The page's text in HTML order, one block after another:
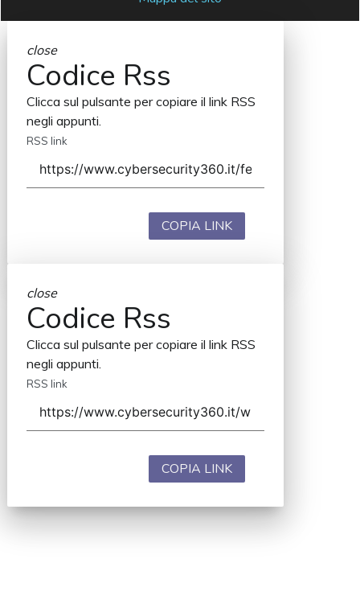
close
Codice Rss
Clicca sul pulsante per copiare il link RSS
negli appunti.
RSS link
COPIA LINK
close
Codice Rss
Clicca sul pulsante per copiare il link RSS
negli appunti.
RSS link
COPIA LINK